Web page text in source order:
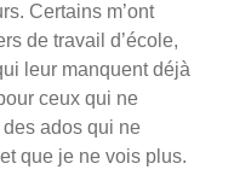
Certains m’ont
de travail d’école,
leur manquent déjà
ceux qui ne
des ados qui ne
que je ne vois plus.